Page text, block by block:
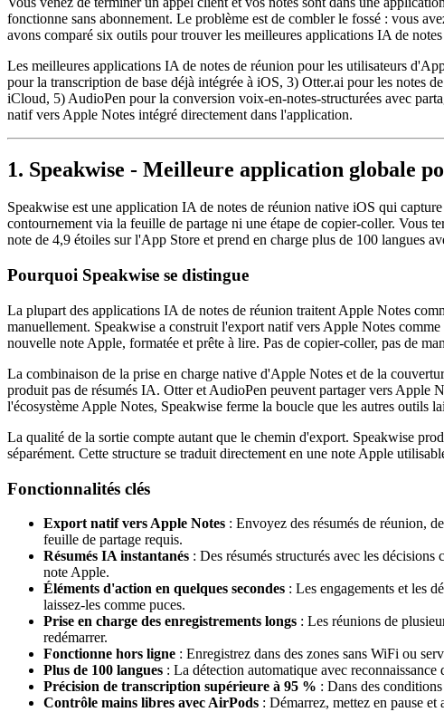
fonctionne sans abonnement. Le problème est de combler le fossé : vous
avons comparé six outils pour trouver les meilleures applications IA de
Les meilleures applications IA de notes de réunion pour les utilisateurs
pour la transcription de base déjà intégrée à iOS, 3) Otter.ai pour les notes
iCloud, 5) AudioPen pour la conversion voix-en-notes-structurées avec
natif vers Apple Notes intégré directement dans l'application.
1. Speakwise - Meilleure application globale
Speakwise est une application IA de notes de réunion native iOS qui
contournement via la feuille de partage ni une étape de copier-coller. Vous
note de 4,9 étoiles sur l'App Store et prend en charge plus de 100 langues
Pourquoi Speakwise se distingue
La plupart des applications IA de notes de réunion traitent Apple Notes
manuellement. Speakwise a construit l'export natif vers Apple Notes
nouvelle note Apple, formatée et prête à lire. Pas de copier-coller, pas de
La combinaison de la prise en charge native d'Apple Notes et de la
produit pas de résumés IA. Otter et AudioPen peuvent partager vers Apple
l'écosystème Apple Notes, Speakwise ferme la boucle que les autres outils
La qualité de la sortie compte autant que le chemin d'export. Speakwise
séparément. Cette structure se traduit directement en une note Apple
Fonctionnalités clés
Export natif vers Apple Notes : Envoyez des résumés de réunion,
feuille de partage requis.
Résumés IA instantanés : Des résumés structurés avec les
note Apple.
Éléments d'action en quelques secondes : Les engagements et les
laissez-les comme puces.
Prise en charge des enregistrements longs : Les réunions de
redémarrer.
Fonctionne hors ligne : Enregistrez dans des zones sans WiFi ou
Plus de 100 langues : La détection automatique avec
Précision de transcription supérieure à 95 % : Dans des
Contrôle mains libres avec AirPods : Démarrez, mettez en pause